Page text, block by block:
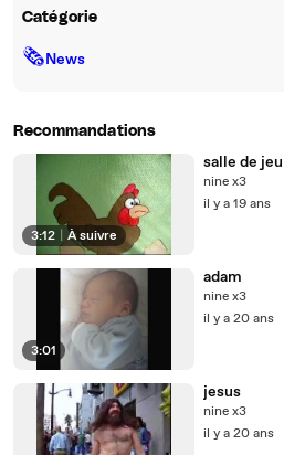
Catégorie
🗞News
Recommandations
3:12 À suivre
salle de jeu
nine x3
il y a 19 ans
3:01
adam
nine x3
il y a 20 ans
jesus
nine x3
il y a 20 ans